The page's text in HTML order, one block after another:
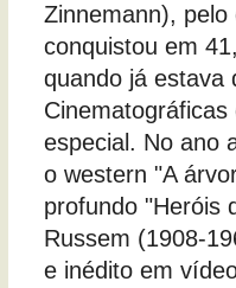
Zinnemann),
conquistou em
quando já estava
especial. No ano
o western "A
profundo "Heróis
Russem (1908-
e inédito em